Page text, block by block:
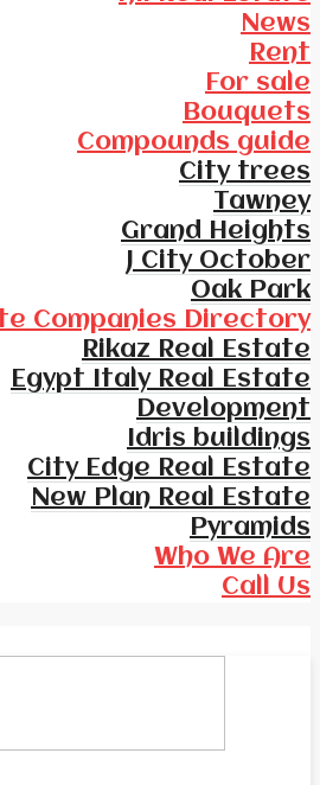
News
Rent
For sale
Bouquets
Compounds guide
City trees
Tawney
Grand Heights
J City October
Oak Park
Companies Directory
Rikaz Real Estate
Egypt Italy Real Estate
Development
Idris buildings
City Edge Real Estate
New Plan Real Estate
Pyramids
Who We Are
Call Us